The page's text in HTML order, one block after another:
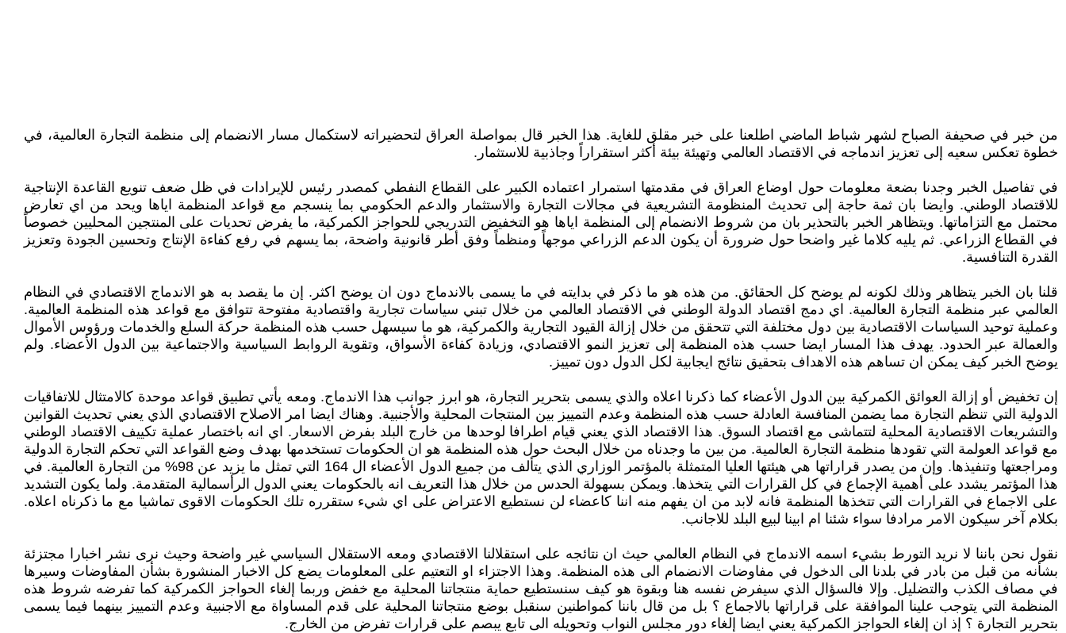
من خبر في صحيفة الصباح لشهر شباط الماضي اطلعنا على خبر مقلق للغاية. هذا الخبر قال بمواصلة العراق لتحضيراته لاستكمال مسار الانضمام إلى منظمة التجارة العالمية، في
خطوة تعكس سعيه إلى تعزيز اندماجه في الاقتصاد العالمي وتهيئة بيئة أكثر استقراراً وجاذبية للاستثمار.
في تفاصيل الخبر وجدنا بضعة معلومات حول اوضاع العراق في مقدمتها استمرار اعتماده الكبير على القطاع النفطي كمصدر رئيس للإيرادات في ظل ضعف تنويع القاعدة الإنتاجية
للاقتصاد الوطني. وايضا بان ثمة حاجة إلى تحديث المنظومة التشريعية في مجالات التجارة والاستثمار والدعم الحكومي بما ينسجم مع قواعد المنظمة اياها ويحد من اي تعارض
محتمل مع التزاماتها. ويتظاهر الخبر بالتحذير بان من شروط الانضمام إلى المنظمة اياها هو التخفيض التدريجي للحواجز الكمركية، ما يفرض تحديات على المنتجين المحليين خصوصاً
في القطاع الزراعي. ثم يليه كلاما غير واضحا حول ضرورة أن يكون الدعم الزراعي موجهاً ومنظماً وفق أطر قانونية واضحة، بما يسهم في رفع كفاءة الإنتاج وتحسين الجودة وتعزيز
القدرة التنافسية.
قلنا بان الخبر يتظاهر وذلك لكونه لم يوضح كل الحقائق. من هذه هو ما ذكر في بدايته في ما يسمى بالاندماج دون ان يوضح اكثر. إن ما يقصد به هو الاندماج الاقتصادي في النظام
العالمي عبر منظمة التجارة العالمية. اي دمج اقتصاد الدولة الوطني في الاقتصاد العالمي من خلال تبني سياسات تجارية واقتصادية مفتوحة تتوافق مع قواعد هذه المنظمة العالمية.
وعملية توحيد السياسات الاقتصادية بين دول مختلفة التي تتحقق من خلال إزالة القيود التجارية والكمركية، هو ما سيسهل حسب هذه المنظمة حركة السلع والخدمات ورؤوس الأموال
والعمالة عبر الحدود. يهدف هذا المسار ايضا حسب هذه المنظمة إلى تعزيز النمو الاقتصادي، وزيادة كفاءة الأسواق، وتقوية الروابط السياسية والاجتماعية بين الدول الأعضاء. ولم
يوضح الخبر كيف يمكن ان تساهم هذه الاهداف بتحقيق نتائج ايجابية لكل الدول دون تمييز.
إن تخفيض أو إزالة العوائق الكمركية بين الدول الأعضاء كما ذكرنا اعلاه والذي يسمى بتحرير التجارة، هو ابرز جوانب هذا الاندماج. ومعه يأتي تطبيق قواعد موحدة كالامتثال للاتفاقيات
الدولية التي تنظم التجارة مما يضمن المنافسة العادلة حسب هذه المنظمة وعدم التمييز بين المنتجات المحلية والأجنبية. وهناك ايضا امر الاصلاح الاقتصادي الذي يعني تحديث القوانين
والتشريعات الاقتصادية المحلية لتتماشى مع اقتصاد السوق. هذا الاقتصاد الذي يعني قيام اطرافا لوحدها من خارج البلد بفرض الاسعار. اي انه باختصار عملية تكييف الاقتصاد الوطني
مع قواعد العولمة التي تقودها منظمة التجارة العالمية. من بين ما وجدناه من خلال البحث حول هذه المنظمة هو ان الحكومات تستخدمها بهدف وضع القواعد التي تحكم التجارة الدولية
ومراجعتها وتنفيذها. وإن من يصدر قراراتها هي هيئتها العليا المتمثلة بالمؤتمر الوزاري الذي يتألف من جميع الدول الأعضاء ال 164 التي تمثل ما يزيد عن 98% من التجارة العالمية. في
هذا المؤتمر يشدد على أهمية الإجماع في كل القرارات التي يتخذها. ويمكن بسهولة الحدس من خلال هذا التعريف انه بالحكومات يعني الدول الرأسمالية المتقدمة. ولما يكون التشديد
على الاجماع في القرارات التي تتخذها المنظمة فانه لابد من ان يفهم منه اننا كاعضاء لن نستطيع الاعتراض على اي شيء ستقرره تلك الحكومات الاقوى تماشيا مع ما ذكرناه اعلاه.
بكلام آخر سيكون الامر مرادفا سواء شئنا ام ابينا لبيع البلد للاجانب.
نقول نحن باننا لا نريد التورط بشيء اسمه الاندماج في النظام العالمي حيث ان نتائجه على استقلالنا الاقتصادي ومعه الاستقلال السياسي غير واضحة وحيث نرى نشر اخبارا مجتزئة
بشأنه من قبل من بادر في بلدنا الى الدخول في مفاوضات الانضمام الى هذه المنظمة. وهذا الاجتزاء او التعتيم على المعلومات يضع كل الاخبار المنشورة بشأن المفاوضات وسيرها
في مصاف الكذب والتضليل. وإلا فالسؤال الذي سيفرض نفسه هنا وبقوة هو كيف سنستطيع حماية منتجاتنا المحلية مع خفض وربما إلغاء الحواجز الكمركية كما تفرضه شروط هذه
المنظمة التي يتوجب علينا الموافقة على قراراتها بالاجماع ؟ بل من قال باننا كمواطنين سنقبل بوضع منتجاتنا المحلية على قدم المساواة مع الاجنبية وعدم التمييز بينهما فيما يسمى
بتحرير التجارة ؟ إذ ان إلغاء الحواجز الكمركية يعني ايضا إلغاء دور مجلس النواب وتحويله الى تابع يبصم على قرارات تفرض من الخارج.